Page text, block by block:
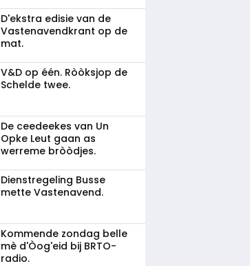
D'ekstra edisie van de
Vastenavendkrant op de
mat.
V&D op één. Ròòksjop de
Schelde twee.
De ceedeekes van Un
Opke Leut gaan as
werreme bròòdjes.
Dienstregeling Busse
mette Vastenavend.
Kommende zondag belle
mè d'Òog'eid bij BRTO-
radio.